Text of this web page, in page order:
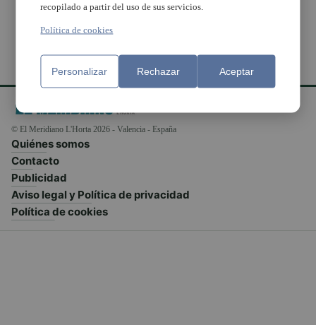
© El Meridiano L'Horta 2026 - Valencia - España
Quiénes somos
Contacto
Publicidad
Aviso legal y Política de privacidad
Política de cookies
recopilado a partir del uso de sus servicios.
Política de cookies
Personalizar Rechazar Aceptar